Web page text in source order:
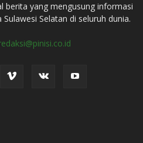
berita yang mengusung informasi
Selatan di seluruh dunia.